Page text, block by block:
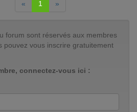
« 1 »
forum sont réservés aux membres
pouvez vous inscrire gratuitement
connectez-vous ici :